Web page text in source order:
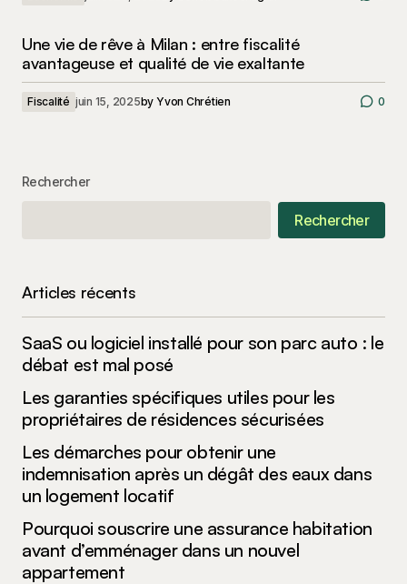
Une vie de rêve à Milan : entre fiscalité
avantageuse et qualité de vie exaltante
Fiscalité juin 15, 2025by Yvon Chrétien 0
Rechercher
Rechercher
Articles récents
SaaS ou logiciel installé pour son parc auto : le
débat est mal posé
Les garanties spécifiques utiles pour les
propriétaires de résidences sécurisées
Les démarches pour obtenir une
indemnisation après un dégât des eaux dans
un logement locatif
Pourquoi souscrire une assurance habitation
avant d’emménager dans un nouvel
appartement